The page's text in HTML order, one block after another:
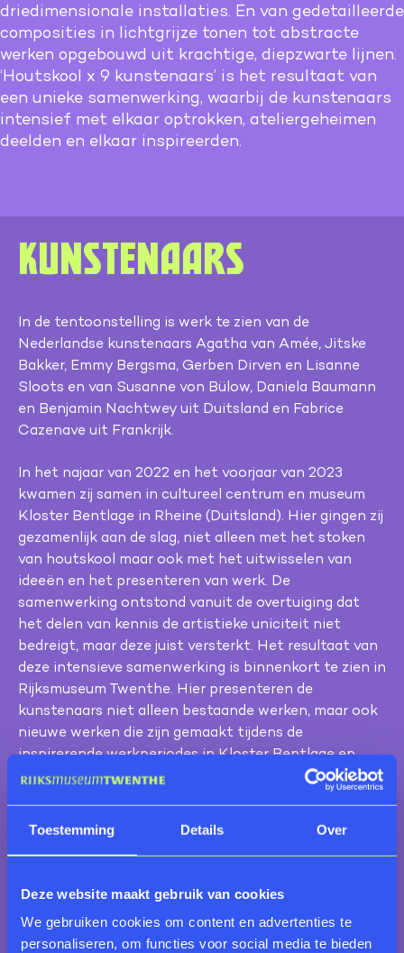
Toestemming Details Over
Deze website maakt gebruik van cookies
We gebruiken cookies om content en advertenties te
personaliseren, om functies voor social media te bieden
driedimensionale installaties. En van gedetailleerde
composities in lichtgrijze tonen tot abstracte
werken opgebouwd uit krachtige, diepzwarte lijnen.
‘Houtskool x 9 kunstenaars’ is het resultaat van
een unieke samenwerking, waarbij de kunstenaars
intensief met elkaar optrokken, ateliergeheimen
deelden en elkaar inspireerden.
Kunstenaars
In de tentoonstelling is werk te zien van de
Nederlandse kunstenaars Agatha van Amée, Jitske
Bakker, Emmy Bergsma, Gerben Dirven en Lisanne
Sloots en van Susanne von Bülow, Daniela Baumann
en Benjamin Nachtwey uit Duitsland en Fabrice
Cazenave uit Frankrijk.
In het najaar van 2022 en het voorjaar van 2023
kwamen zij samen in cultureel centrum en museum
Kloster Bentlage in Rheine (Duitsland). Hier gingen zij
gezamenlijk aan de slag, niet alleen met het stoken
van houtskool maar ook met het uitwisselen van
ideeën en het presenteren van werk. De
samenwerking ontstond vanuit de overtuiging dat
het delen van kennis de artistieke uniciteit niet
bedreigt, maar deze juist versterkt. Het resultaat van
deze intensieve samenwerking is binnenkort te zien in
Rijksmuseum Twenthe. Hier presenteren de
kunstenaars niet alleen bestaande werken, maar ook
nieuwe werken die zijn gemaakt tijdens de
inspirerende werkperiodes in Kloster Bentlage en
daarna.